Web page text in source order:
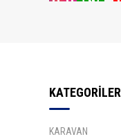
KATEGORİLER
KARAVAN